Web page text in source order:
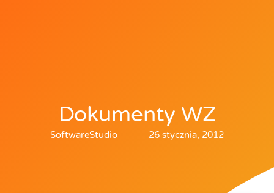
Dokumenty WZ
SoftwareStudio 26 stycznia, 2012